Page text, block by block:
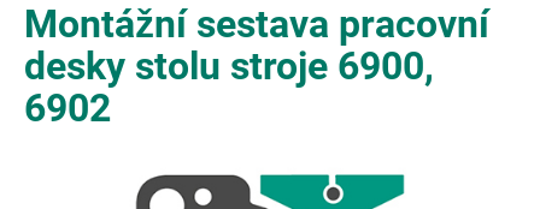
Montážní sestava pracovní
desky stolu stroje 6900,
6902